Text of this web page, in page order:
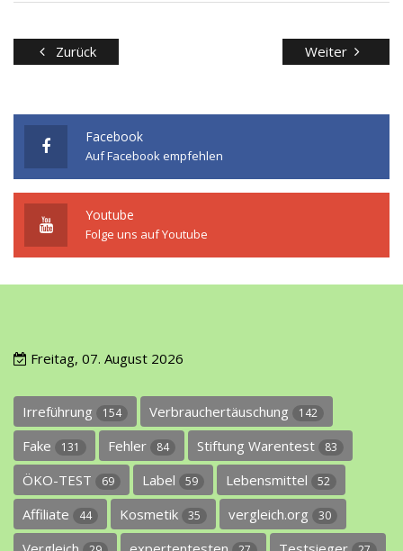
Zurück Weiter
Facebook
Auf Facebook empfehlen
Youtube
Folge uns auf Youtube
Freitag, 07. August 2026
Irreführung 154 Verbrauchertäuschung 142
Fake 131 Fehler 84 Stiftung Warentest 83
ÖKO-TEST 69 Label 59 Lebensmittel 52
Affiliate 44 Kosmetik 35 vergleich.org 30